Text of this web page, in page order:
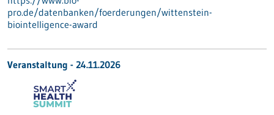
pro.de/datenbanken/foerderungen/wittenstein-
biointelligence-award
Veranstaltung - 24.11.2026